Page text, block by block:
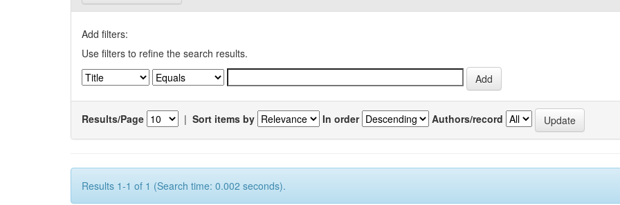
Add filters:
Use filters to refine the search results.
Results/Page | Sort items by In order Authors/record
Results 1-1 of 1 (Search time: 0.002 seconds).